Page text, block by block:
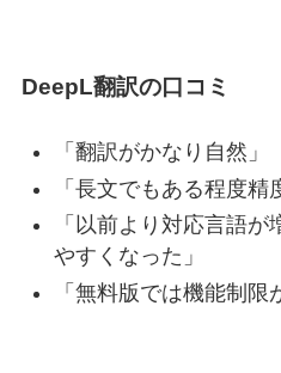
DeepL翻訳の口コミ
「翻訳がかなり自然」
「長文でもある程度精
「以前より対応言語
やすくなった」
「無料版では機能制限